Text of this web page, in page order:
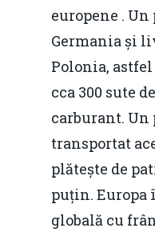
europene .
Germania și
Polonia,
cca 300 sute
carburant. Un
transportat
plătește de
puțin. Europa
globală cu